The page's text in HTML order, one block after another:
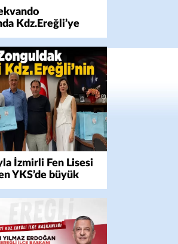
Kdz.Ereğli’ye
gururu
İzmirli Fen Lisesi
YKS’de büyük